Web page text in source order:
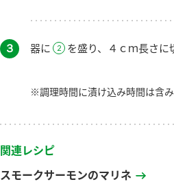
３ 器に を盛り、４ｃｍ長さに
※調理時間に漬け込み時間は含み
関連レシピ
スモークサーモンのマリネ